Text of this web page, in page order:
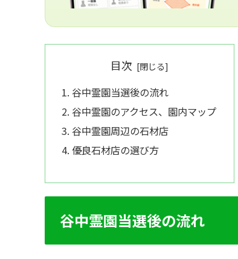
目次
谷中霊園当選後の流れ
谷中霊園のアクセス、園内マップ
谷中霊園周辺の石材店
優良石材店の選び方
谷中霊園当選後の流れ